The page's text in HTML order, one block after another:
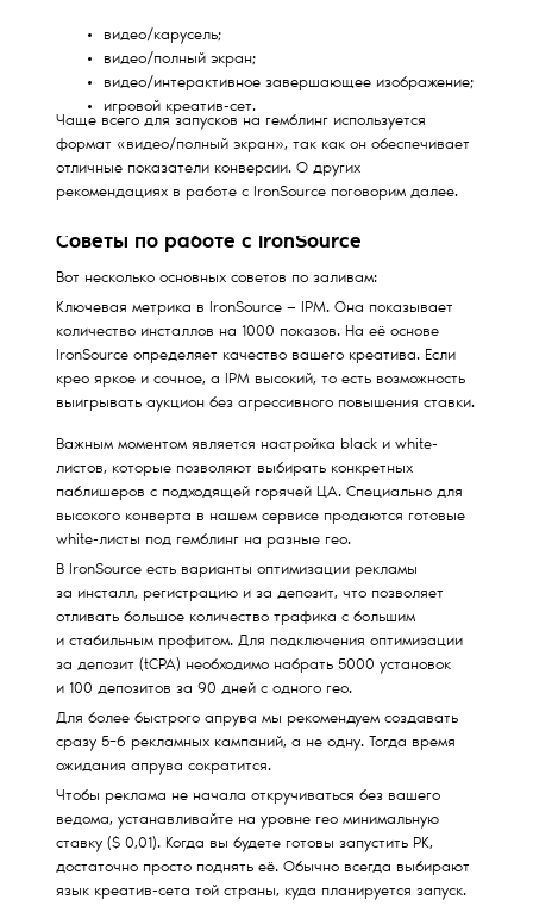
видео/карусель;
видео/полный экран;
видео/интерактивное завершающее изображение;
игровой креатив-сет.
Чаще всего для запусков на гемблинг используется
формат «видео/полный экран», так как он обеспечивает
отличные показатели конверсии. О других
рекомендациях в работе с IronSource поговорим далее.
Советы по работе с IronSource
Вот несколько основных советов по заливам:
Ключевая метрика в IronSource — IPM. Она показывает
количество инсталлов на 1000 показов. На её основе
IronSource определяет качество вашего креатива. Если
крео яркое и сочное, а IPM высокий, то есть возможность
выигрывать аукцион без агрессивного повышения ставки.
Важным моментом является настройка black и white-
листов, которые позволяют выбирать конкретных
паблишеров с подходящей горячей ЦА. Специально для
высокого конверта в нашем сервисе продаются готовые
white-листы под гемблинг на разные гео.
В IronSource есть варианты оптимизации рекламы
за инсталл, регистрацию и за депозит, что позволяет
отливать большое количество трафика с большим
и стабильным профитом. Для подключения оптимизации
за депозит (tCPA) необходимо набрать 5000 установок
и 100 депозитов за 90 дней с одного гео.
Для более быстрого апрува мы рекомендуем создавать
сразу 5−6 рекламных кампаний, а не одну. Тогда время
ожидания апрува сократится.
Чтобы реклама не начала откручиваться без вашего
ведома, устанавливайте на уровне гео минимальную
ставку ($ 0,01). Когда вы будете готовы запустить РК,
достаточно просто поднять её. Обычно всегда выбирают
язык креатив-сета той страны, куда планируется запуск.